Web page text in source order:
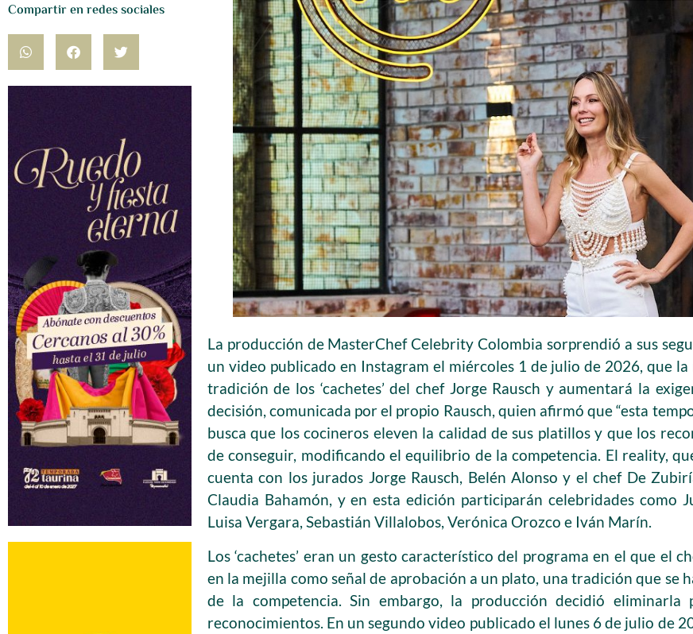
Compartir en redes sociales
La producción de MasterChef Celebrity Colombia sorprendió a sus
un video publicado en Instagram el miércoles 1 de julio de 2026, que
tradición de los ‘cachetes’ del chef Jorge Rausch y aumentará la
decisión, comunicada por el propio Rausch, quien afirmó que “esta
busca que los cocineros eleven la calidad de sus platillos y que los
de conseguir, modificando el equilibrio de la competencia. El reality,
cuenta con los jurados Jorge Rausch, Belén Alonso y el chef De
Claudia Bahamón, y en esta edición participarán celebridades como
Luisa Vergara, Sebastián Villalobos, Verónica Orozco e Iván Marín.
Los ‘cachetes’ eran un gesto característico del programa en el que el
en la mejilla como señal de aprobación a un plato, una tradición que se
de la competencia. Sin embargo, la producción decidió eliminarla
reconocimientos. En un segundo video publicado el lunes 6 de julio de